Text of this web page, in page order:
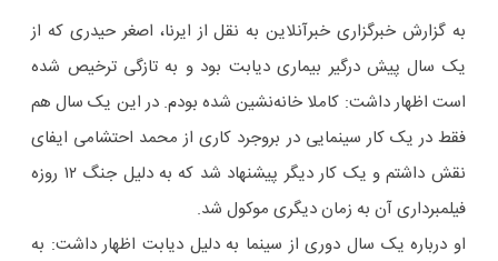
به گزارش خبرگزاری خبرآنلاین به نقل از ایرنا، اصغر حیدری که از
یک سال پیش درگیر بیماری دیابت بود و به تازگی ترخیص شده
است اظهار داشت: کاملا خانه‌نشین شده بودم. در این یک سال هم
فقط در یک کار سینمایی در بروجرد کاری از محمد احتشامی ایفای
نقش داشتم و یک کار دیگر پیشنهاد شد که به دلیل جنگ ۱۲ روزه
فیلمبرداری آن به زمان دیگری موکول شد.
او درباره یک سال دوری از سینما به دلیل دیابت اظهار داشت: به